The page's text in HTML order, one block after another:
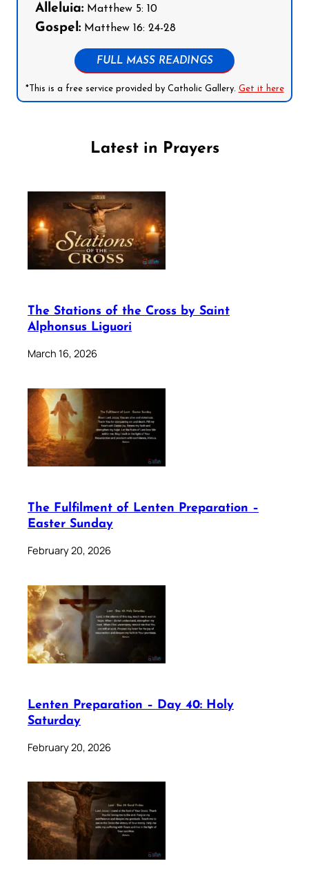
Alleluia: Matthew 5: 10
Gospel: Matthew 16: 24-28
FULL MASS READINGS
*This is a free service provided by Catholic Gallery. Get it here
Latest in Prayers
The Stations of the Cross by Saint
Alphonsus Liguori
March 16, 2026
The Fulfilment of Lenten Preparation –
Easter Sunday
February 20, 2026
Lenten Preparation – Day 40: Holy
Saturday
February 20, 2026